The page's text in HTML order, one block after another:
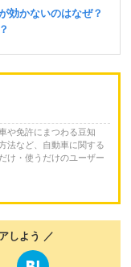
や免許にまつわる豆知
法など、自動車に関する
け・使うだけのユーザー
しよう ／